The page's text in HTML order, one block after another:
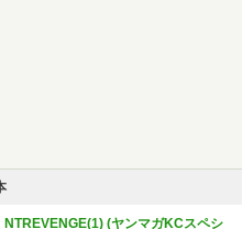
NTREVENGE(1) (ヤンマガKCスペシ